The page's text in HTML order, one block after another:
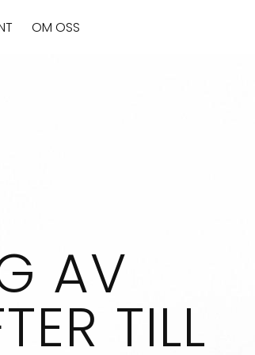
OM OSS
AV
TILL